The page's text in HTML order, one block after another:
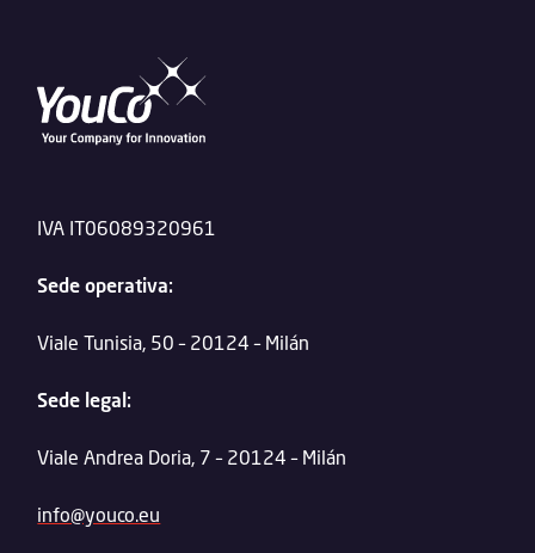
IVA IT06089320961
Sede operativa:
Viale Tunisia, 50 – 20124 – Milán
Sede legal:
Viale Andrea Doria, 7 – 20124 – Milán
info@youco.eu